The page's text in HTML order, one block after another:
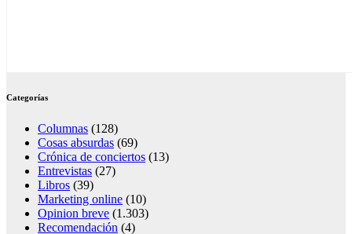
Categorías
Columnas (128)
Cosas absurdas (69)
Crónica de conciertos (13)
Entrevistas (27)
Libros (39)
Marketing online (10)
Opinion breve (1.303)
Recomendación (4)